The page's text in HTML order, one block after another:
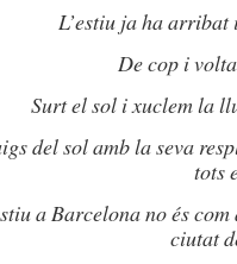
L’estiu ja ha
De cop i
Surt el sol i xuclem la
del sol amb la seva
tots
a Barcelona no és
ciutat